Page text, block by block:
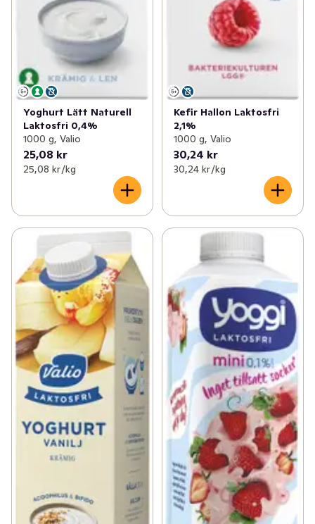
Yoghurt Lätt Naturell
Laktosfri 0,4%
1000 g, Valio
25,08 kr
25,08 kr /kg
Kefir Hallon Laktosfri
2,1%
1000 g, Valio
30,24 kr
30,24 kr /kg